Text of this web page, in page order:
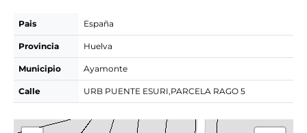
Pais España
Provincia Huelva
Municipio Ayamonte
Calle URB PUENTE ESURI,PARCELA RAGO 5